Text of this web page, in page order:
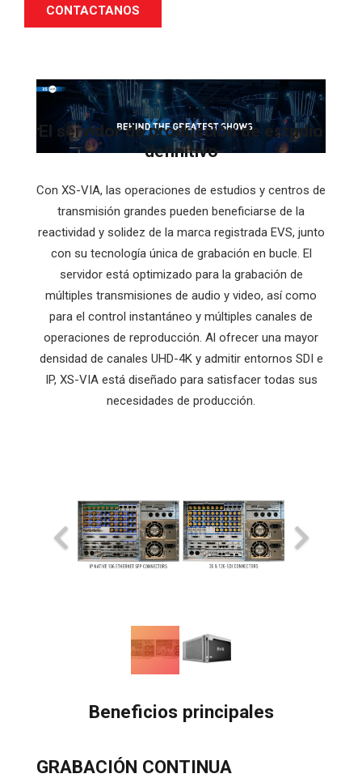
CONTACTANOS
El servidor de producción de estudio
definitivo
Con XS-VIA, las operaciones de estudios y centros de
transmisión grandes pueden beneficiarse de la
reactividad y solidez de la marca registrada EVS, junto
con su tecnología única de grabación en bucle. El
servidor está optimizado para la grabación de
múltiples transmisiones de audio y video, así como
para el control instantáneo y múltiples canales de
operaciones de reproducción. Al ofrecer una mayor
densidad de canales UHD-4K y admitir entornos SDI e
IP, XS-VIA está diseñado para satisfacer todas sus
necesidades de producción.
Beneficios principales
GRABACIÓN CONTINUA